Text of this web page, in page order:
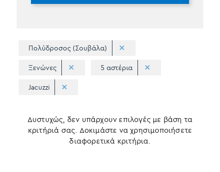
Πολύδροσος (Σουβάλα)
Ξενώνες 5 αστέρια
Jacuzzi
Δυστυχώς, δεν υπάρχουν επιλογές με βάση τα
κριτήριά σας. Δοκιμάστε να χρησιμοποιήσετε
διαφορετικά κριτήρια.